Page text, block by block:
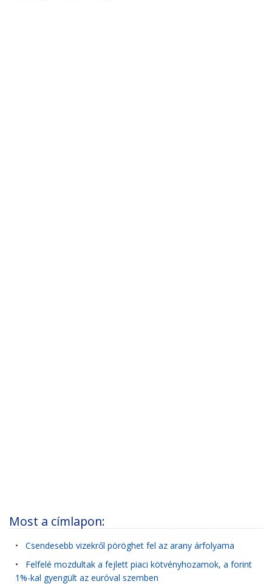
Most a címlapon:
• Csendesebb vizekről pöröghet fel az arany árfolyama
• Felfelé mozdultak a fejlett piaci kötvényhozamok, a forint
1%-kal gyengült az euróval szemben